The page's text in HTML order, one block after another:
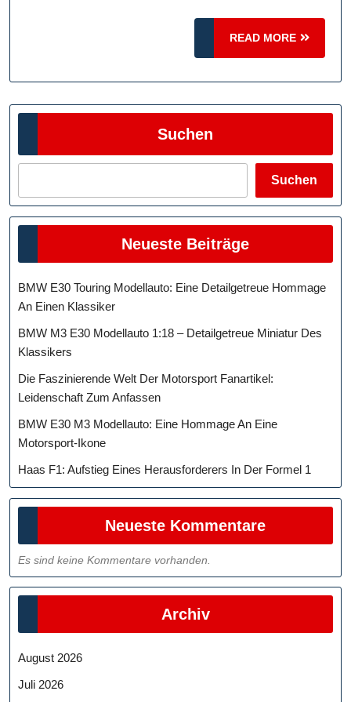
Talente
READ MORE
READ
MORE
Suchen
Suchen
Neueste Beiträge
BMW E30 Touring Modellauto: Eine Detailgetreue Hommage
An Einen Klassiker
BMW M3 E30 Modellauto 1:18 – Detailgetreue Miniatur Des
Klassikers
Die Faszinierende Welt Der Motorsport Fanartikel:
Leidenschaft Zum Anfassen
BMW E30 M3 Modellauto: Eine Hommage An Eine
Motorsport-Ikone
Haas F1: Aufstieg Eines Herausforderers In Der Formel 1
Neueste Kommentare
Es sind keine Kommentare vorhanden.
Archiv
August 2026
Juli 2026